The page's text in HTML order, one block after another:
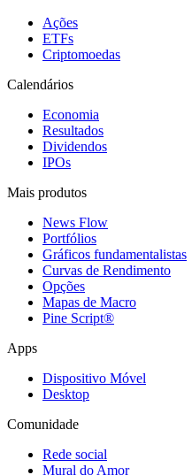
Ações
ETFs
Criptomoedas
Calendários
Economia
Resultados
Dividendos
IPOs
Mais produtos
News Flow
Portfólios
Gráficos fundamentalistas
Curvas de Rendimento
Opções
Mapas de Macro
Pine Script®
Apps
Dispositivo Móvel
Desktop
Comunidade
Rede social
Mural do Amor